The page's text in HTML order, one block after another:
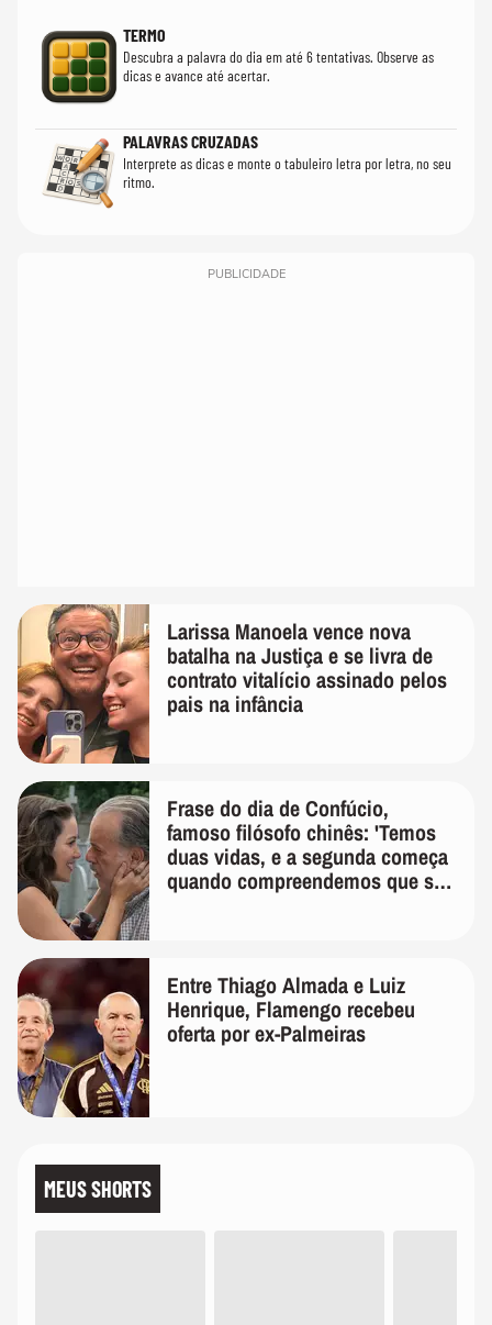
TERMO
Descubra a palavra do dia em até 6 tentativas. Observe as
dicas e avance até acertar.
PALAVRAS CRUZADAS
Interprete as dicas e monte o tabuleiro letra por letra, no seu
ritmo.
PUBLICIDADE
Larissa Manoela vence nova
batalha na Justiça e se livra de
contrato vitalício assinado pelos
pais na infância
Frase do dia de Confúcio,
famoso filósofo chinês: 'Temos
duas vidas, e a segunda começa
quando compreendemos que só
Entre Thiago Almada e Luiz
Henrique, Flamengo recebeu
oferta por ex-Palmeiras
MEUS SHORTS